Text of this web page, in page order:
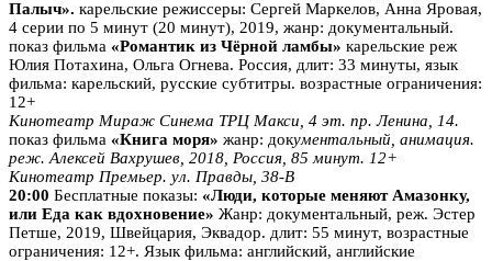
Палыч». карельские режиссеры: Сергей Маркелов, Анна Яровая,
4 серии по 5 минут (20 минут), 2019, жанр: документальный.
показ фильма «Романтик из Чёрной ламбы» карельские реж
Юлия Потахина, Ольга Огнева. Россия, длит: 33 минуты, язык
фильма: карельский, русские субтитры. возрастные ограничения:
12+
Кинотеатр Мираж Синема ТРЦ Макси, 4 эт. пр. Ленина, 14.
показ фильма «Книга моря» жанр: документальный, анимация.
реж. Алексей Вахрушев, 2018, Россия, 85 минут. 12+
Кинотеатр Премьер. ул. Правды, 38-В
20:00 Бесплатные показы: «Люди, которые меняют Амазонку,
или Еда как вдохновение» Жанр: документальный, реж. Эстер
Петше, 2019, Швейцария, Эквадор. длит: 55 минут, возрастные
ограничения: 12+. Язык фильма: английский, английские